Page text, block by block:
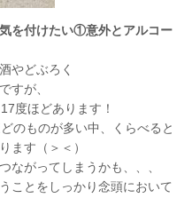
を付けたい①意外とアルコー
やどぶろく
すが、
度ほどあります！
のものが多い中、くらべると
ます（＞＜）
ながってしまうかも、、、
ことをしっかり念頭において